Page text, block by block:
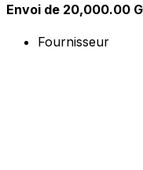
Envoi de 20,000.00
Fournisseur